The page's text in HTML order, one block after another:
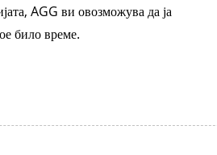
AGG ви овозможува да ја
било време.